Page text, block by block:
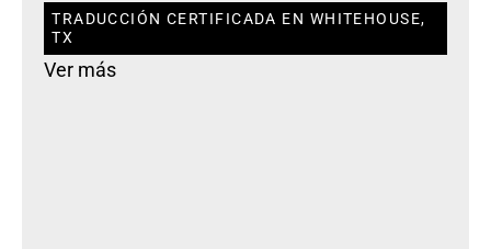
TRADUCCIÓN CERTIFICADA EN WHITEHOUSE,
TX
Ver más